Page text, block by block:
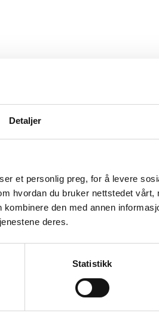
Detaljer
et personlig preg, for å levere
hvordan du bruker nettstedet vårt,
den med annen
deres.
Statistikk